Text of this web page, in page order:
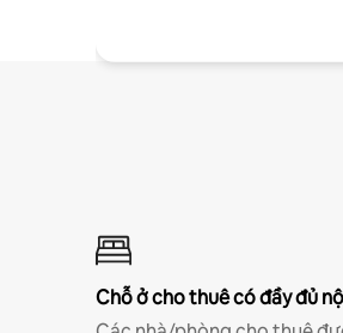
Chỗ ở cho thuê có đầy đủ